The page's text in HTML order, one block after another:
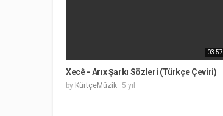
03:57
Xecê - Arıx Şarkı Sözleri (Türkçe Çeviri)
by KürtçeMüzik 5 yıl